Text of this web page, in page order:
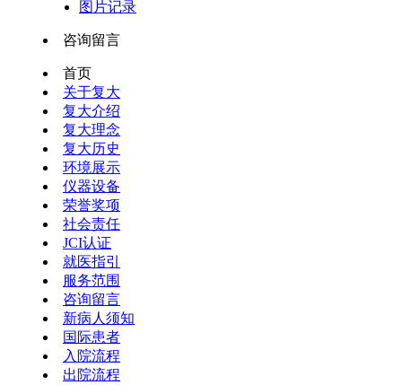
图片记录
咨询留言
首页
关于复大
复大介绍
复大理念
复大历史
环境展示
仪器设备
荣誉奖项
社会责任
JCI认证
就医指引
服务范围
咨询留言
新病人须知
国际患者
入院流程
出院流程